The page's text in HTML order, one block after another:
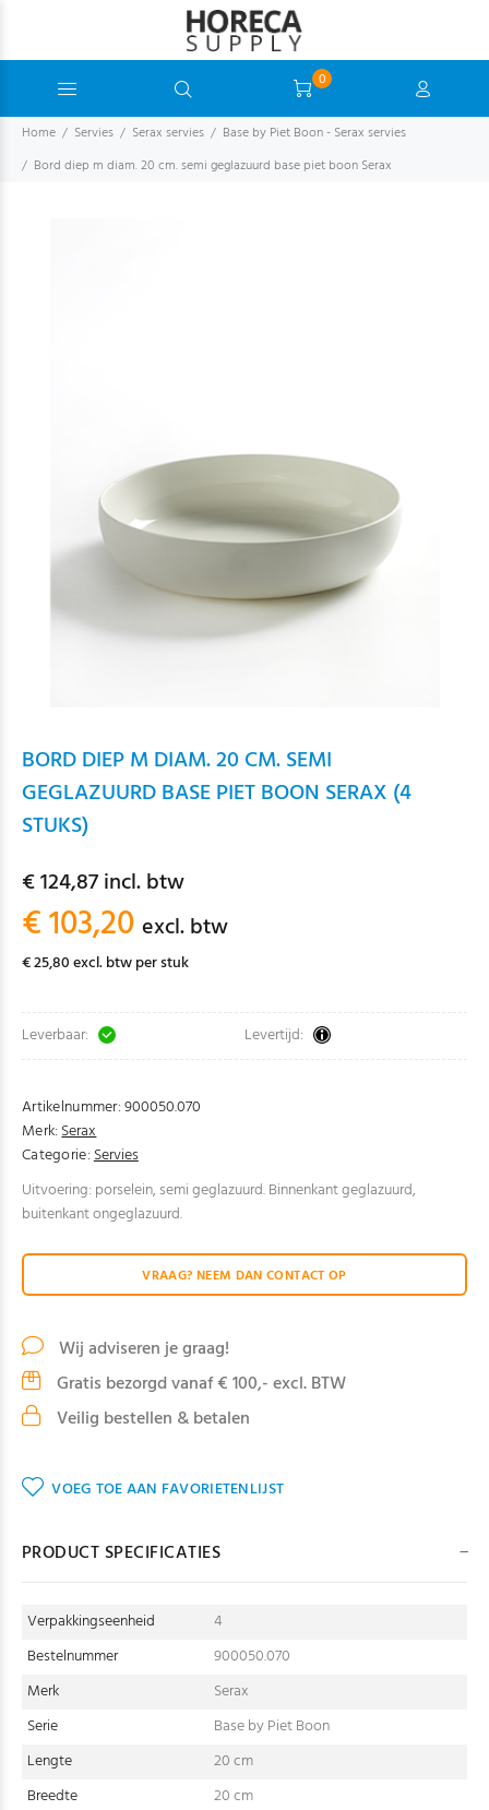
0
Home Servies Serax servies
Base by Piet Boon - Serax servies
Bord diep m diam. 20 cm. semi geglazuurd base piet boon Serax
BORD DIEP M DIAM. 20 CM. SEMI
GEGLAZUURD BASE PIET BOON SERAX (4
STUKS)
€ 124,87 incl. btw
€ 103,20 excl. btw
€ 25,80 excl. btw per stuk
Leverbaar: Levertijd:
Artikelnummer:900050.070
Merk:Serax
Categorie:Servies
Uitvoering: porselein, semi geglazuurd. Binnenkant geglazuurd,
buitenkant ongeglazuurd.
VRAAG? NEEM DAN CONTACT OP
Wij adviseren je graag!
Gratis bezorgd vanaf € 100,- excl. BTW
Veilig bestellen & betalen
VOEG TOE AAN FAVORIETENLIJST
PRODUCT SPECIFICATIES
Verpakkingseenheid
4
Bestelnummer
900050.070
Merk
Serax
Serie
Base by Piet Boon
Lengte
20 cm
Breedte
20 cm